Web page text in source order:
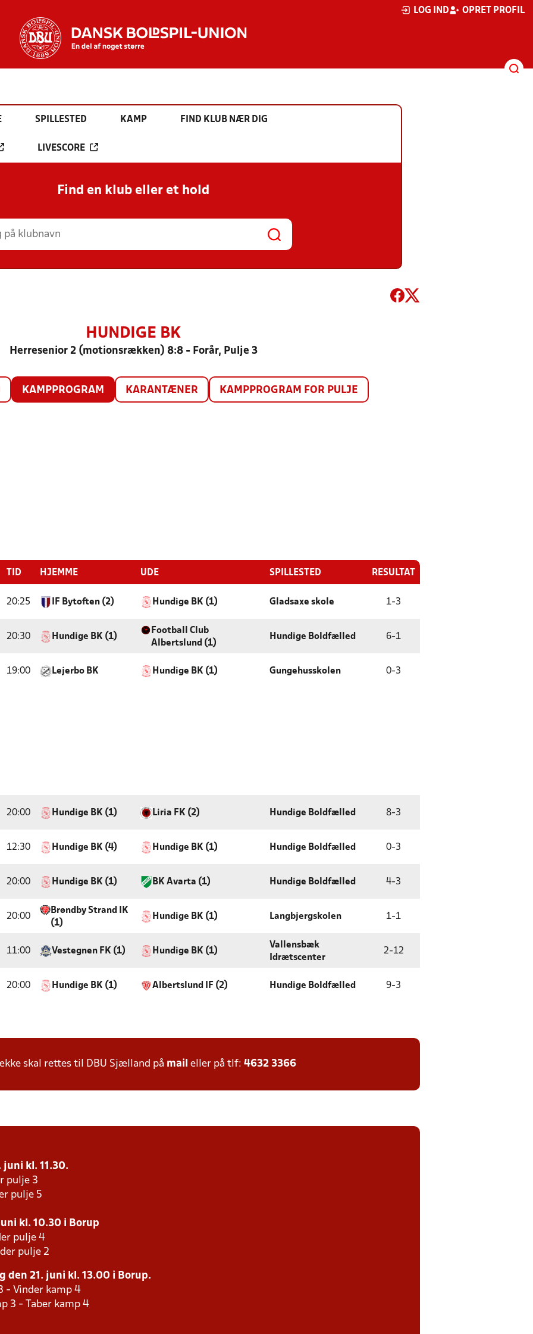
LOG IND OPRET PROFIL
SPILLESTED KAMP FIND KLUB NÆR DIG
LIVESCORE
Find en klub eller et hold
HUNDIGE BK
Herresenior 2 (motionsrækken) 8:8 - Forår, Pulje 3
KAMPPROGRAM KARANTÆNER KAMPPROGRAM FOR PULJE
TID HJEMME UDE SPILLESTED RESULTAT
20:25 IF Bytoften (2) Hundige BK (1) Gladsaxe skole 1-3
20:30 Hundige BK (1)
Football Club
Albertslund (1)
Hundige Boldfælled 6-1
19:00 Lejerbo BK Hundige BK (1) Gungehusskolen 0-3
20:00 Hundige BK (1) Liria FK (2) Hundige Boldfælled 8-3
12:30 Hundige BK (4) Hundige BK (1) Hundige Boldfælled 0-3
20:00 Hundige BK (1) BK Avarta (1) Hundige Boldfælled 4-3
20:00
Brøndby Strand IK
(1)
Hundige BK (1) Langbjergskolen 1-1
11:00 Vestegnen FK (1) Hundige BK (1)
Vallensbæk
Idrætscenter
2-12
20:00 Hundige BK (1) Albertslund IF (2) Hundige Boldfælled 9-3
skal rettes til DBU Sjælland på mail eller på tlf: 4632 3366
juni kl. 11.30.
pulje 3
pulje 5
kl. 10.30 i Borup
pulje 4
pulje 2
den 21. juni kl. 13.00 i Borup.
- Vinder kamp 4
3 - Taber kamp 4